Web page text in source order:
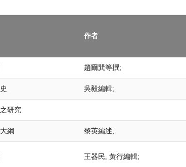
作者
趙爾巽等撰;
吳毅編輯;
研究
綱 黎英編述;
王器民, 黃行編輯;